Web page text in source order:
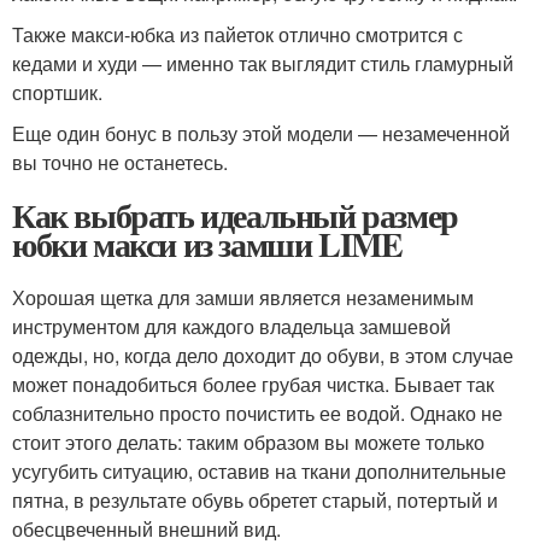
Также макси-юбка из пайеток отлично смотрится с
кедами и худи — именно так выглядит стиль гламурный
спортшик.
Еще один бонус в пользу этой модели — незамеченной
вы точно не останетесь.
Как выбрать идеальный размер
юбки макси из замши LIME
Хорошая щетка для замши является незаменимым
инструментом для каждого владельца замшевой
одежды, но, когда дело доходит до обуви, в этом случае
может понадобиться более грубая чистка. Бывает так
соблазнительно просто почистить ее водой. Однако не
стоит этого делать: таким образом вы можете только
усугубить ситуацию, оставив на ткани дополнительные
пятна, в результате обувь обретет старый, потертый и
обесцвеченный внешний вид.